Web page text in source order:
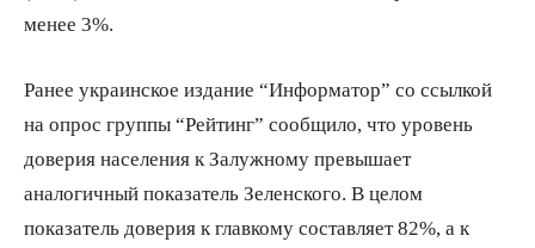
менее 3%.
Ранее украинское издание “Информатор” со ссылкой
на опрос группы “Рейтинг” сообщило, что уровень
доверия населения к Залужному превышает
аналогичный показатель Зеленского. В целом
показатель доверия к главкому составляет 82%, а к